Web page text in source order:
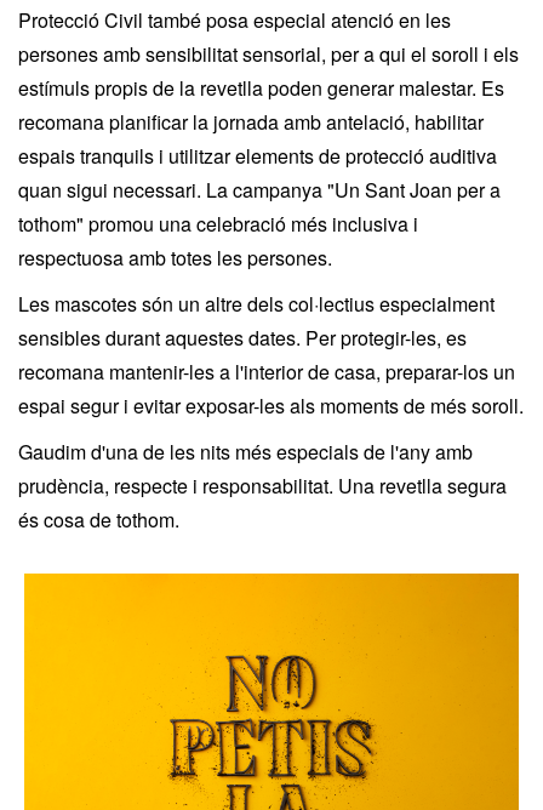
Protecció Civil també posa especial atenció en les
persones amb sensibilitat sensorial, per a qui el soroll i els
estímuls propis de la revetlla poden generar malestar. Es
recomana planificar la jornada amb antelació, habilitar
espais tranquils i utilitzar elements de protecció auditiva
quan sigui necessari. La campanya "Un Sant Joan per a
tothom" promou una celebració més inclusiva i
respectuosa amb totes les persones.
Les mascotes són un altre dels col·lectius especialment
sensibles durant aquestes dates. Per protegir-les, es
recomana mantenir-les a l'interior de casa, preparar-los un
espai segur i evitar exposar-les als moments de més soroll.
Gaudim d'una de les nits més especials de l'any amb
prudència, respecte i responsabilitat. Una revetlla segura
és cosa de tothom.